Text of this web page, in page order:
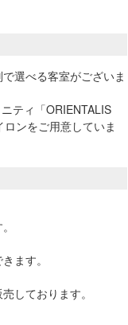
選べる客室がございま
ティ「ORIENTALIS
ンをご用意していま
ます。
しております。